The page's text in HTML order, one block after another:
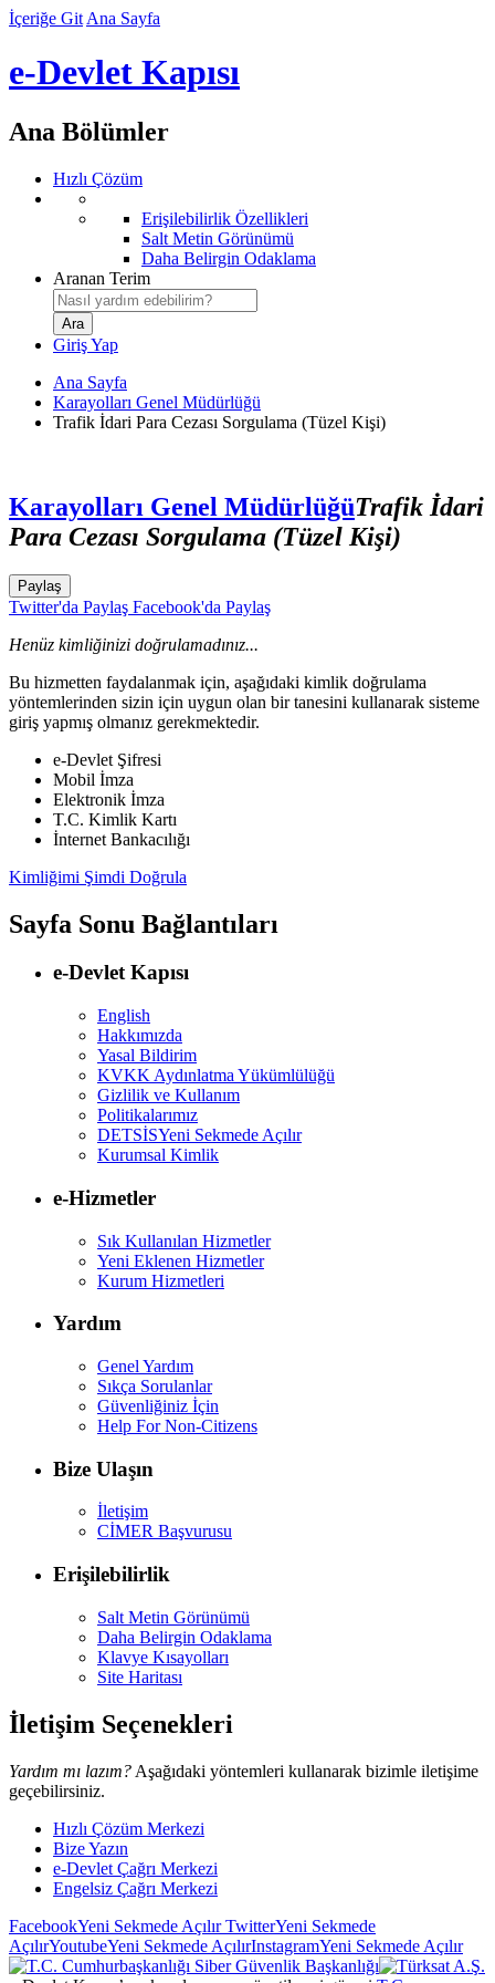
İçeriğe Git Ana Sayfa
e-Devlet Kapısı
Ana Bölümler
Hızlı Çözüm
Erişilebilirlik Özellikleri
Salt Metin Görünümü
Daha Belirgin Odaklama
Aranan Terim
Giriş Yap
Ana Sayfa
Karayolları Genel Müdürlüğü
Trafik İdari Para Cezası Sorgulama (Tüzel Kişi)
Karayolları Genel MüdürlüğüTrafik İdari
Para Cezası Sorgulama (Tüzel Kişi)
Paylaş
Twitter'da Paylaş Facebook'da Paylaş
Henüz kimliğinizi doğrulamadınız...
Bu hizmetten faydalanmak için, aşağıdaki kimlik doğrulama
yöntemlerinden sizin için uygun olan bir tanesini kullanarak sisteme
giriş yapmış olmanız gerekmektedir.
e-Devlet Şifresi
Mobil İmza
Elektronik İmza
T.C. Kimlik Kartı
İnternet Bankacılığı
Kimliğimi Şimdi Doğrula
Sayfa Sonu Bağlantıları
e-Devlet Kapısı
English
Hakkımızda
Yasal Bildirim
KVKK Aydınlatma Yükümlülüğü
Gizlilik ve Kullanım
Politikalarımız
DETSİSYeni Sekmede Açılır
Kurumsal Kimlik
e-Hizmetler
Sık Kullanılan Hizmetler
Yeni Eklenen Hizmetler
Kurum Hizmetleri
Yardım
Genel Yardım
Sıkça Sorulanlar
Güvenliğiniz İçin
Help For Non-Citizens
Bize Ulaşın
İletişim
CİMER Başvurusu
Erişilebilirlik
Salt Metin Görünümü
Daha Belirgin Odaklama
Klavye Kısayolları
Site Haritası
İletişim Seçenekleri
Yardım mı lazım? Aşağıdaki yöntemleri kullanarak bizimle iletişime
geçebilirsiniz.
Hızlı Çözüm Merkezi
Bize Yazın
e-Devlet Çağrı Merkezi
Engelsiz Çağrı Merkezi
FacebookYeni Sekmede AçılırTwitterYeni Sekmede
AçılırYoutubeYeni Sekmede AçılırInstagramYeni Sekmede Açılır